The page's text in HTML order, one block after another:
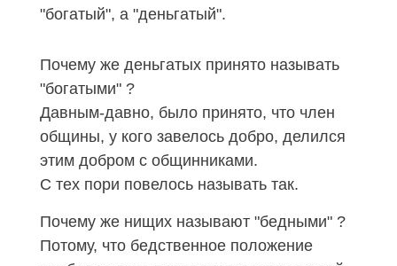
"богатый", а "деньгатый".
Почему же деньгатых принято называть
"богатыми" ?
Давным-давно, было принято, что член
общины, у кого завелось добро, делился
этим добром с общинниками.
С тех пори повелось называть так.
Почему же нищих называют "бедными" ?
Потому, что бедственное положение